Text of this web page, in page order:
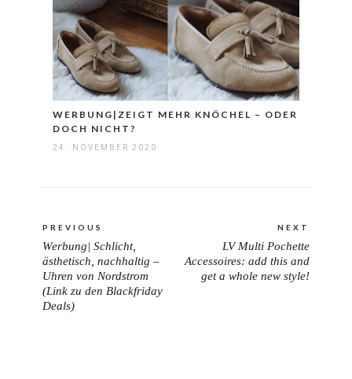
WERBUNG|ZEIGT MEHR KNÖCHEL – ODER
DOCH NICHT?
24. NOVEMBER 2020
PREVIOUS
PREVIOUS
POST:
Werbung| Schlicht,
ästhetisch, nachhaltig –
Uhren von Nordstrom
(Link zu den Blackfriday
Deals)
NEXT
POST:
LV Multi Pochette
Accessoires: add this and
get a whole new style!